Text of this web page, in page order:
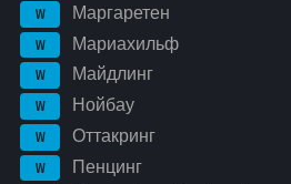
W Маргаретен
W Мариахильф
W Майдлинг
W Нойбау
W Оттакринг
W Пенцинг